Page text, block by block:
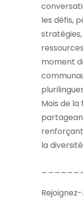
les défis,
moment
Mois de
la